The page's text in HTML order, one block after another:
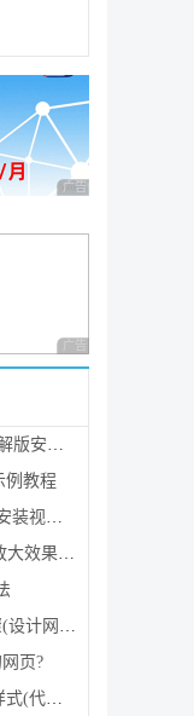
广告 商业广告，理性
广告 商业广告，理性
法教程
例教程
频教程
例教程
站首页)
页?
颜色)